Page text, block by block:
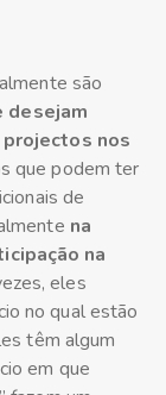
são
desejam
nos
que podem ter
de
na
na
eles
no qual estão
têm algum
em que